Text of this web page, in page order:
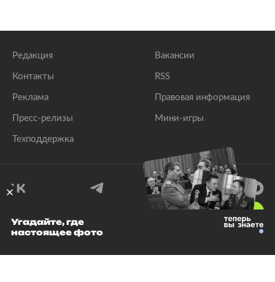
Редакция
Контакты
Реклама
Пресс-релизы
Техподдержка
Вакансии
RSS
Правовая информация
Мини-игры
© 1999–2026 Все права защищены.
Угадайте, где
настоящее фото